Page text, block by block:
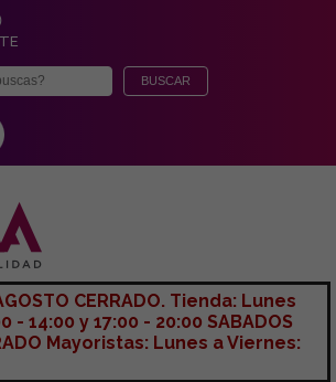
CERRADO. Tienda: Lunes
- 14:00 y 17:00 - 20:00 SABADOS
Mayoristas: Lunes a Viernes: